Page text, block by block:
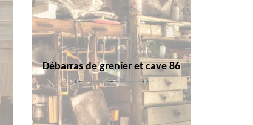
Débarras de grenier et cave 86